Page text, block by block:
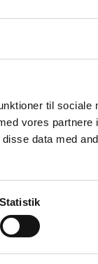
til sociale
vores partnere
data med
Statistik